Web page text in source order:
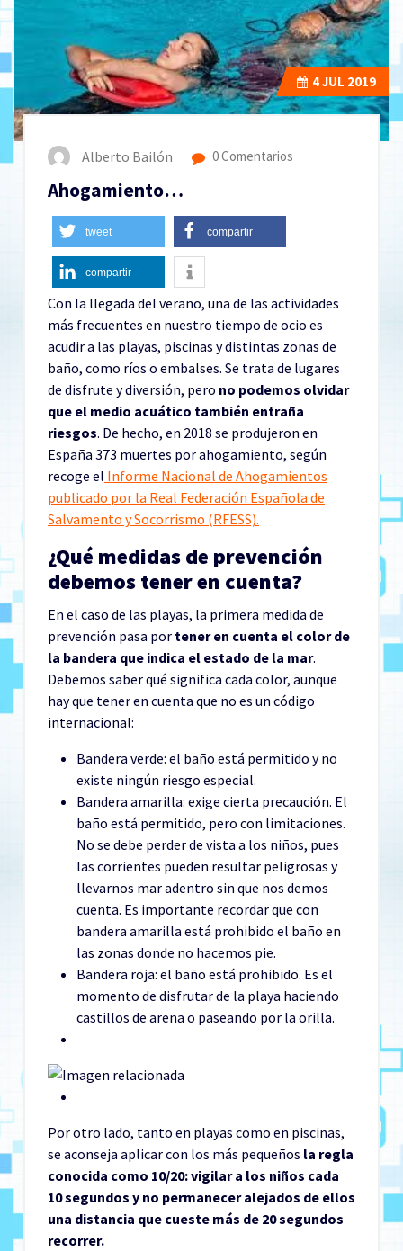
4JUL 2019
Alberto Bailón 0 Comentarios
Ahogamiento…
tweet compartir
compartir
Con la llegada del verano, una de las actividades
más frecuentes en nuestro tiempo de ocio es
acudir a las playas, piscinas y distintas zonas de
baño, como ríos o embalses. Se trata de lugares
de disfrute y diversión, pero no podemos olvidar
que el medio acuático también entraña
riesgos. De hecho, en 2018 se produjeron en
España 373 muertes por ahogamiento, según
recoge el Informe Nacional de Ahogamientos
publicado por la Real Federación Española de
Salvamento y Socorrismo (RFESS).
¿Qué medidas de prevención
debemos tener en cuenta?
En el caso de las playas, la primera medida de
prevención pasa por tener en cuenta el color de
la bandera que indica el estado de la mar.
Debemos saber qué significa cada color, aunque
hay que tener en cuenta que no es un código
internacional:
Bandera verde: el baño está permitido y no
existe ningún riesgo especial.
Bandera amarilla: exige cierta precaución. El
baño está permitido, pero con limitaciones.
No se debe perder de vista a los niños, pues
las corrientes pueden resultar peligrosas y
llevarnos mar adentro sin que nos demos
cuenta. Es importante recordar que con
bandera amarilla está prohibido el baño en
las zonas donde no hacemos pie.
Bandera roja: el baño está prohibido. Es el
momento de disfrutar de la playa haciendo
castillos de arena o paseando por la orilla.
Por otro lado, tanto en playas como en piscinas,
se aconseja aplicar con los más pequeños la regla
conocida como 10/20: vigilar a los niños cada
10 segundos y no permanecer alejados de ellos
una distancia que cueste más de 20 segundos
recorrer.